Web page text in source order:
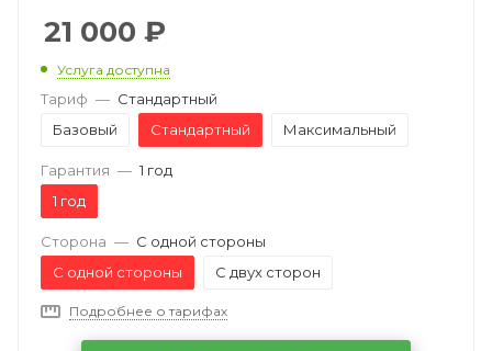
21 000 ₽
Услуга доступна
Тариф — Стандартный
Базовый
Стандартный Максимальный
Гарантия — 1 год
1 год
Сторона — С одной стороны
С одной стороны
С двух сторон
Подробнее о тарифах